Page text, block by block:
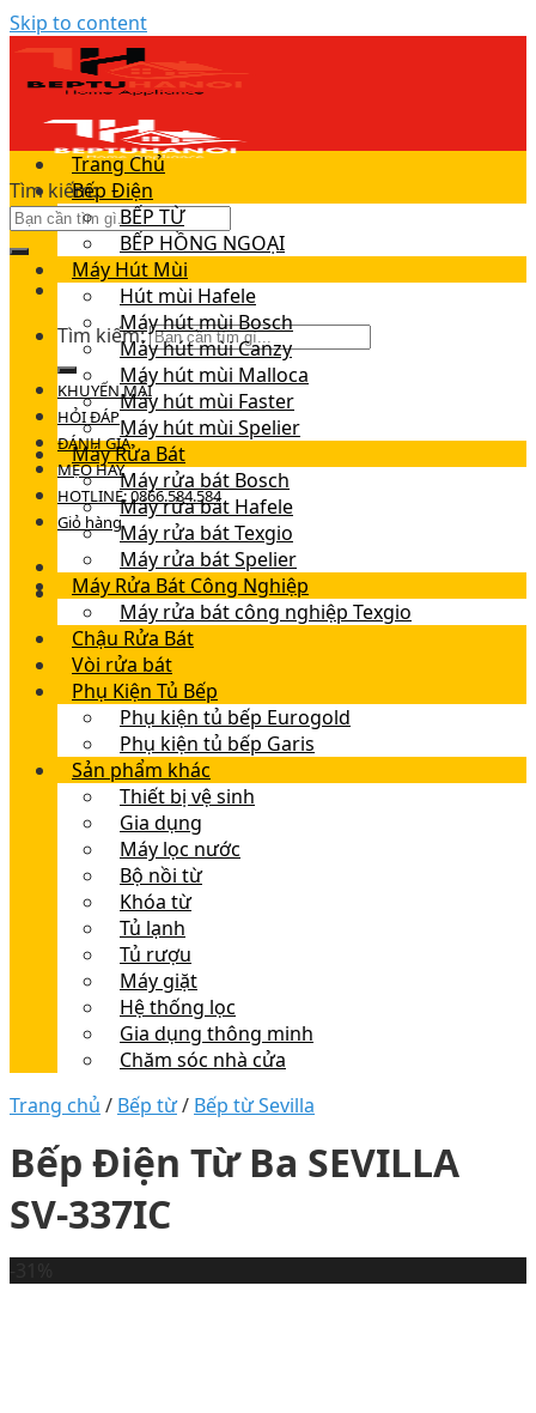
Skip to content
Tìm kiếm:
Tìm kiếm:
KHUYẾN MÃI
HỎI ĐÁP
ĐÁNH GIÁ
MẸO HAY
HOTLINE: 0866.584.584
Giỏ hàng
Trang Chủ
Bếp Điện
BẾP TỪ
BẾP HỒNG NGOẠI
Máy Hút Mùi
Hút mùi Hafele
Máy hút mùi Bosch
Máy hút mùi Canzy
Máy hút mùi Malloca
Máy hút mùi Faster
Máy hút mùi Spelier
Máy Rửa Bát
Máy rửa bát Bosch
Máy rửa bát Hafele
Máy rửa bát Texgio
Máy rửa bát Spelier
Máy Rửa Bát Công Nghiệp
Máy rửa bát công nghiệp Texgio
Chậu Rửa Bát
Vòi rửa bát
Phụ Kiện Tủ Bếp
Phụ kiện tủ bếp Eurogold
Phụ kiện tủ bếp Garis
Sản phẩm khác
Thiết bị vệ sinh
Gia dụng
Máy lọc nước
Bộ nồi từ
Khóa từ
Tủ lạnh
Tủ rượu
Máy giặt
Hệ thống lọc
Gia dụng thông minh
Chăm sóc nhà cửa
Trang chủ / Bếp từ/ Bếp từ Sevilla
Bếp Điện Từ Ba SEVILLA
SV-337IC